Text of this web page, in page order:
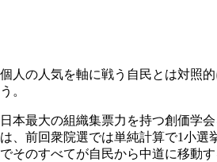
個人の人気を軸に戦う自民とは対照
う。
日本最大の組織集票力を持つ創価学
は、前回衆院選では単純計算で1小選
でそのすべてが自民から中道に移動す